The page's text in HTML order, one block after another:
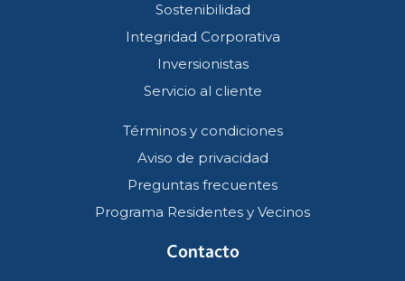
Sostenibilidad
Integridad Corporativa
Inversionistas
Servicio al cliente
Términos y condiciones
Aviso de privacidad
Preguntas frecuentes
Programa Residentes y Vecinos
Contacto